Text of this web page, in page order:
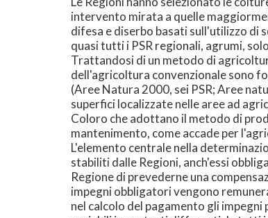
intervento mirata a quelle
difesa e diserbo basati sull'utilizzo di
quasi tutti i PSR regionali, agrumi,
Trattandosi di un metodo di
dell'agricoltura convenzionale sono
(Aree Natura 2000, sei PSR; Aree
superfici localizzate nelle aree ad
Coloro che adottano il metodo di
mantenimento, come accade per
L'elemento centrale nella
stabiliti dalle Regioni, anch'essi
Regione di prevederne una
impegni obbligatori vengono
nel calcolo del pagamento gli